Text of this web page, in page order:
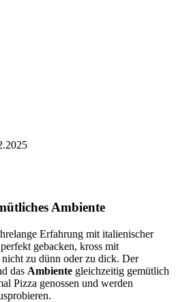
Ambiente
Erfahrung mit italienischer
gebacken, kross mit
zu dünn oder zu dick. Der
das Ambiente gleichzeitig gemütlich
Pizza genossen und werden